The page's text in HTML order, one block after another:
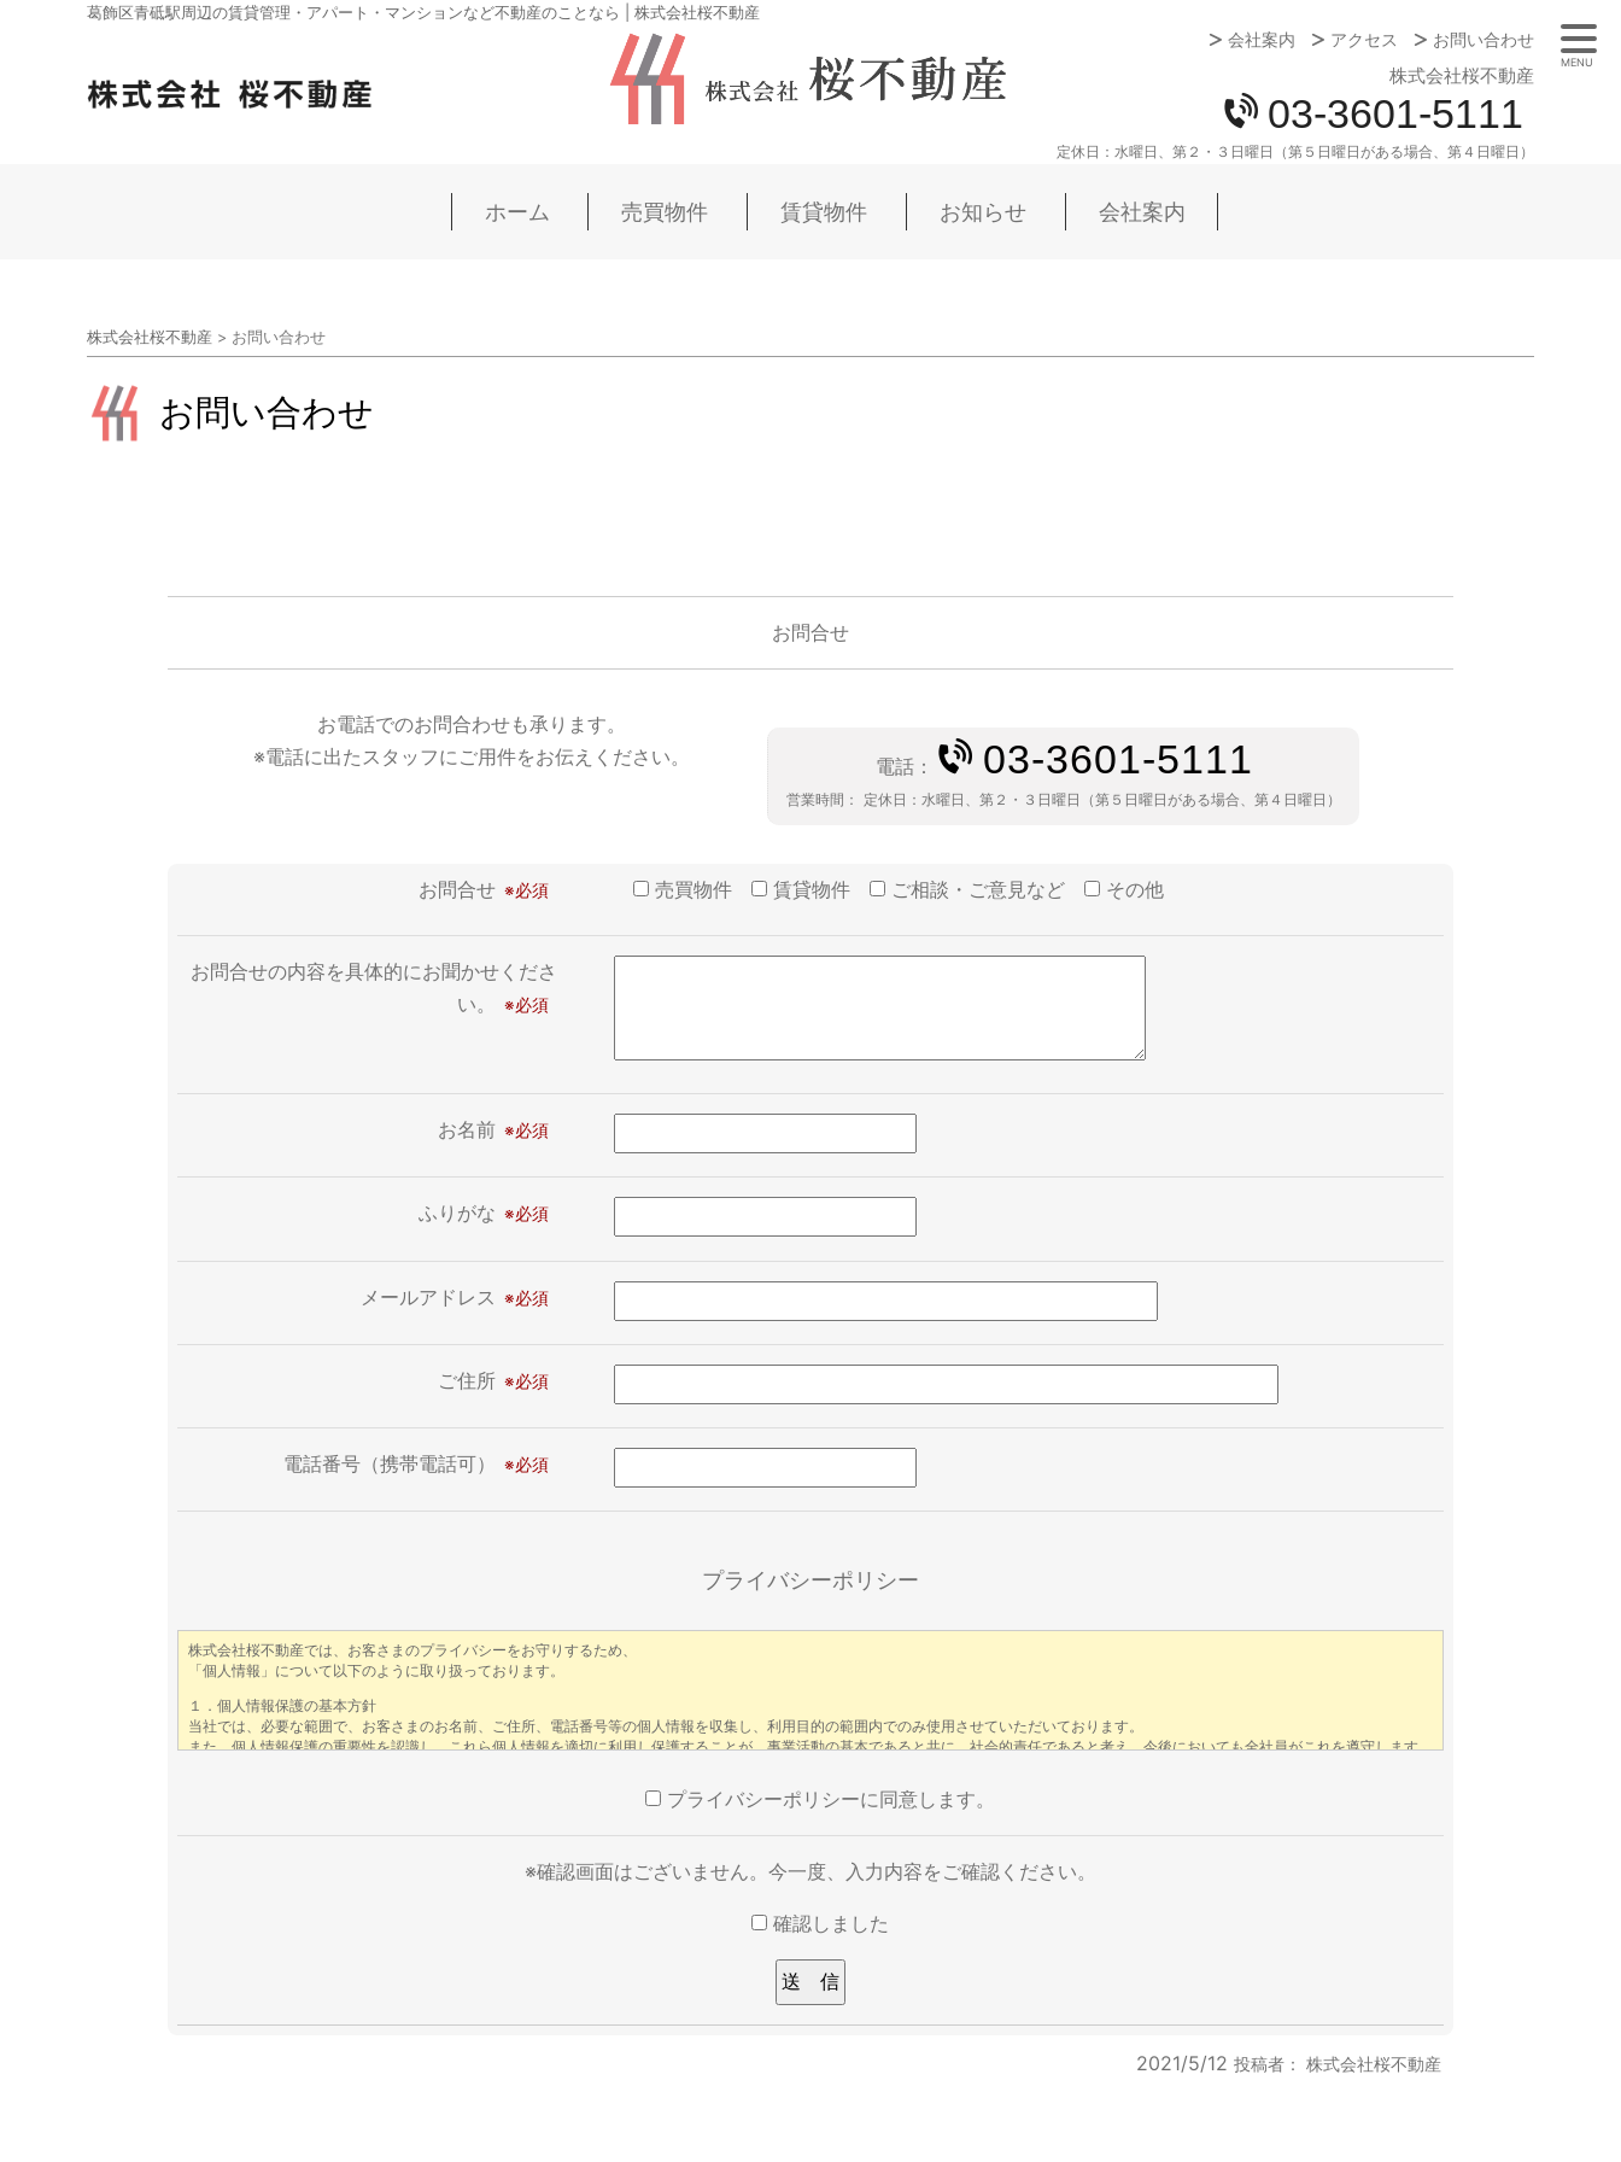
葛飾区青砥駅周辺の賃貸管理・アパート・マンションなど不動産のことなら | 株式会社桜不動産
会社案内
アクセス お問い合わせ
株式会社桜不動産
03-3601-5111
定休日： 水曜日、第２・３日曜日（第５日曜日がある場合、第４日曜日）
ホーム 売買物件 賃貸物件 お知らせ 会社案内
株式会社桜不動産 > お問い合わせ
お問い合わせ
お問合せ
お電話でのお問合わせも承ります。
※電話に出たスタッフにご用件をお伝えください。
電話： 03-3601-5111
営業時間： 定休日：水曜日、第２・３日曜日（第５日曜日がある場合、第４日曜日）
お問合せ 売買物件 賃貸物件 ご相談・ご意見など その他
お問合せの内容を具体的にお聞かせくださ
い。
お名前
ふりがな
メールアドレス
ご住所
電話番号（携帯電話可）
プライバシーポリシー
プライバシーポリシーに同意します。
※確認画面はございません。今一度、入力内容をご確認ください。
確認しました
2021/5/12 投稿者： 株式会社桜不動産
MENU